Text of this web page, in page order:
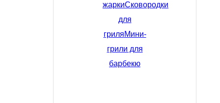
жаркиСковородки
для
гриляМини-
грили для
барбекю